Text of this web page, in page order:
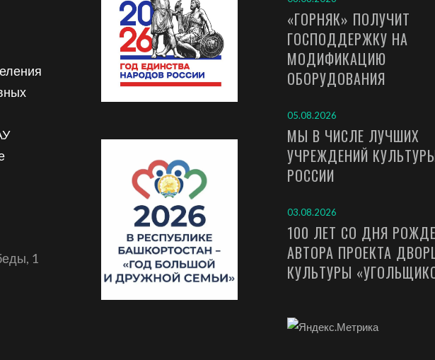
1
«ГОРНЯК» ПОЛУЧИТ
ГОСПОДДЕРЖКУ НА
МОДИФИКАЦИЮ
ОБОРУДОВАНИЯ
05.08.2026
МЫ В ЧИСЛЕ ЛУЧШИХ
УЧРЕЖДЕНИЙ
РОССИИ
03.08.2026
100 ЛЕТ СО ДНЯ
АВТОРА ПРОЕКТА
КУЛЬТУРЫ